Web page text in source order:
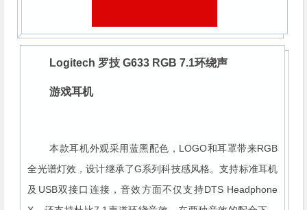
Logitech 罗技 G633 RGB 7.1环绕声
游戏耳机
本款耳机外观采用蓝黑配色，LOGO和耳罩带来RGB
全光谱灯效，设计继承了G系列科技感风格。支持标准耳机
及USB双接口连接，音效方面不仅支持DTS Headphone